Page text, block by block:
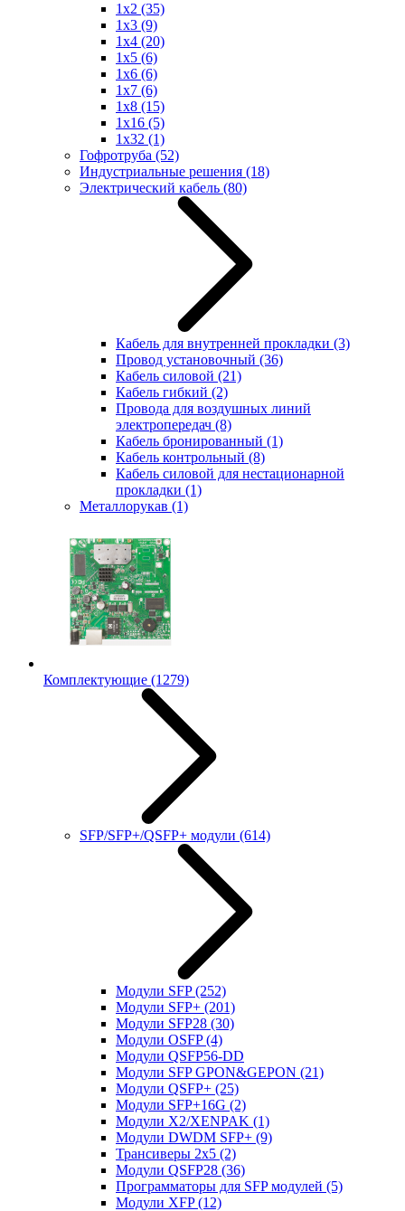
1x2 (35)
1x3 (9)
1x4 (20)
1x5 (6)
1x6 (6)
1x7 (6)
1x8 (15)
1x16 (5)
1x32 (1)
Гофротруба (52)
Индустриальные решения (18)
Электрический кабель (80)
Кабель для внутренней прокладки (3)
Провод установочный (36)
Кабель силовой (21)
Кабель гибкий (2)
Провода для воздушных линий
электропередач (8)
Кабель бронированный (1)
Кабель контрольный (8)
Кабель силовой для нестационарной
прокладки (1)
Металлорукав (1)
Комплектующие (1279)
SFP/SFP+/QSFP+ модули (614)
Модули SFP(252)
Модули SFP+ (201)
Модули SFP28 (30)
Модули OSFP(4)
Модули QSFP56-DD
Модули SFP GPON&GEPON (21)
Модули QSFP+ (25)
Модули SFP+16G (2)
Модули X2/XENPAK (1)
Модули DWDM SFP+ (9)
Трансиверы 2x5 (2)
Модули QSFP28 (36)
Программаторы для SFP модулей (5)
Модули XFP(12)